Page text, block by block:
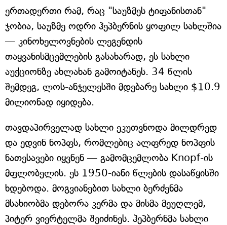
ერთადერთი რამ, რაც "საუზმეს ტიფანისთან"
ჯობია, საუზმე ოდრი ჰეპბერნის ყოფილ სახლშია
— კინოხელოვნების ლეგენდის
თაყვანისმცემლების გასახარად, ეს სახლი
აუქციონზე ახლახან გამოიტანეს. 34 წლის
შემდეგ, ლოს-ანჯელესში მდებარე სახლი $10.9
მილიონად იყიდება.
თავდაპირველად სახლი ეკუთვნოდა მილდრედ
და ედვინ ნოპფს, რომლებიც ალფრედ ნოპფის
ნათესავები იყვნენ — გამომცემლობა Knopf-ის
მფლობელის. ეს 1950-იანი წლების დასაწყისში
ხდებოდა. მოგვიანებით სახლი ბერძენმა
მსახიობმა დებორა კერმა და მისმა მეუღლემ,
პიტერ ვიერტელმა შეიძინეს. ჰეპბერნმა სახლი